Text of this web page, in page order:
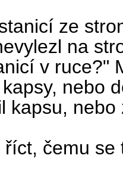
ze
na
v ruce?"
nebo
kapsu, nebo
čemu se